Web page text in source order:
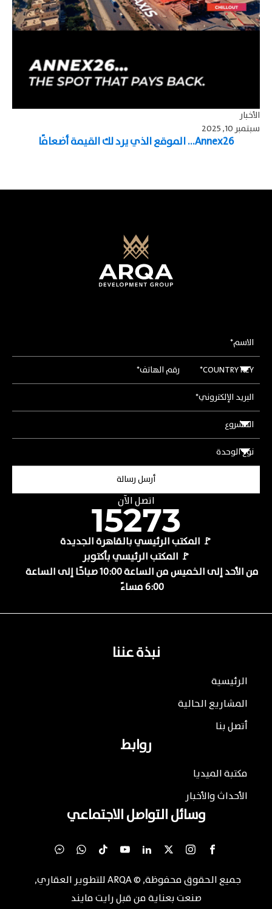
الأخبار
سبتمبر 10, 2025
Annex26… الموقع الذي يرد لك القيمة أضعافًا
اتصل الآن
🚩 المكتب الرئيسي بالقاهرة الجديدة
🚩 المكتب الرئيسي بأكتوبر
من الأحد إلى الخميس من الساعة 10:00 صباحًا إلى الساعة
6:00 مساءً
جميع الحقوق محفوظة, ©ARQA للتطوير العقاري
,
صنعت بعناية من قبلرايت مايند
نبذة عننا
الرئيسية
المشاريع الحالية
أتصل بنا
روابط
مكتبة الميديا
الأحداث والأخبار
وسائل التواصل الاجتماعي